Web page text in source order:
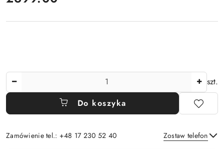
szt.
Do koszyka
Zamówienie tel.: +48 17 230 52 40 Zostaw telefon